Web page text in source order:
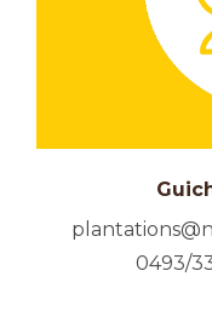
0493/